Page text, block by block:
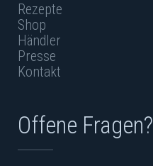
Rezepte
Shop
Händler
Presse
Kontakt
Offene Fragen?